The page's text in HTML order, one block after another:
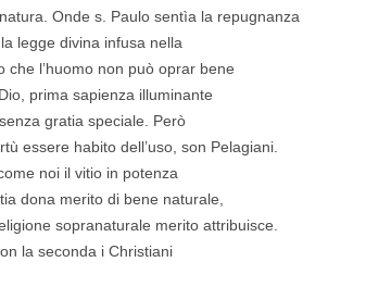
Onde s. Paulo sentìa la repugnanza
legge divina infusa nella
l’huomo non può oprar bene
prima sapienza illuminante
gratia speciale. Però
essere habito dell’uso, son Pelagiani.
noi il vitio in potenza
dona merito di bene naturale,
sopranaturale merito attribuisce.
la seconda i Christiani